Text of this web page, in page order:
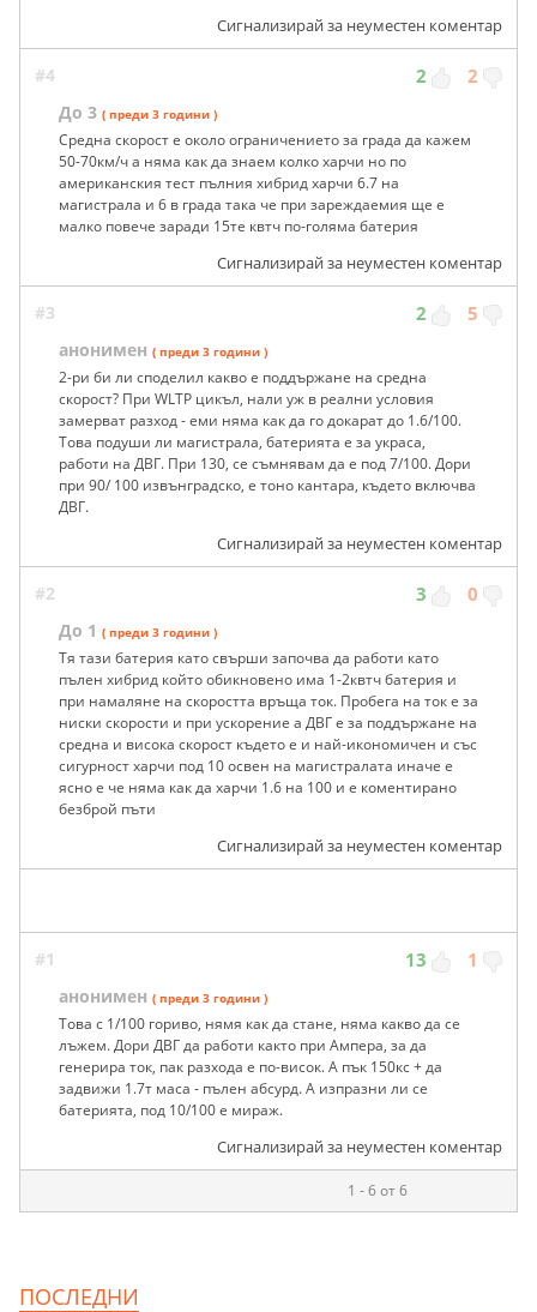
Сигнализирай за неуместен коментар
#4 2 2
До 3 ( преди 3 години )
Средна скорост е около ограничението за града да кажем
50-70км/ч а няма как да знаем колко харчи но по
американския тест пълния хибрид харчи 6.7 на
магистрала и 6 в града така че при зареждаемия ще е
малко повече заради 15те квтч по-голяма батерия
Сигнализирай за неуместен коментар
#3 2 5
анонимен ( преди 3 години )
2-ри би ли споделил какво е поддържане на средна
скорост? При WLTP цикъл, нали уж в реални условия
замерват разход - еми няма как да го докарат до 1.6/100.
Това подуши ли магистрала, батерията е за украса,
работи на ДВГ. При 130, се съмнявам да е под 7/100. Дори
при 90/ 100 извънградско, е тоно кантара, където включва
ДВГ.
Сигнализирай за неуместен коментар
#2 3 0
До 1 ( преди 3 години )
Тя тази батерия като свърши започва да работи като
пълен хибрид който обикновено има 1-2квтч батерия и
при намаляне на скоростта връща ток. Пробега на ток е за
ниски скорости и при ускорение а ДВГ е за поддържане на
средна и висока скорост където е и най-икономичен и със
сигурност харчи под 10 освен на магистралата иначе е
ясно е че няма как да харчи 1.6 на 100 и е коментирано
безброй пъти
Сигнализирай за неуместен коментар
#1 13 1
анонимен ( преди 3 години )
Това с 1/100 гориво, нямя как да стане, няма какво да се
лъжем. Дори ДВГ да работи както при Ампера, за да
генерира ток, пак разхода е по-висок. А пък 150кс + да
задвижи 1.7т маса - пълен абсурд. А изпразни ли се
батерията, под 10/100 е мираж.
Сигнализирай за неуместен коментар
1 - 6 от 6
ПОСЛЕДНИ